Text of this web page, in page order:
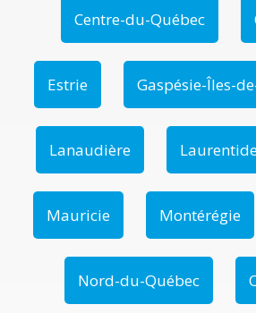
Centre-du-Québec
Estrie Gaspésie-Îles-
Lanaudière
Mauricie Montérégie
Nord-du-Québec